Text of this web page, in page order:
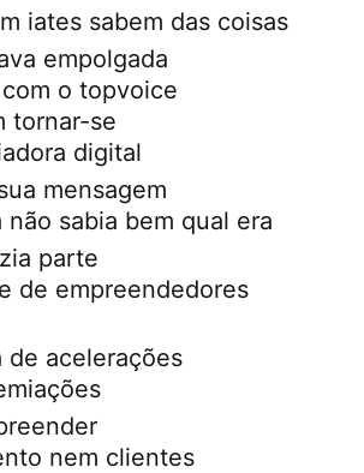
iates sabem das coisas
empolgada
o topvoice
tornar-se
digital
mensagem
não sabia bem qual era
parte
de empreendedores
de acelerações
nem clientes